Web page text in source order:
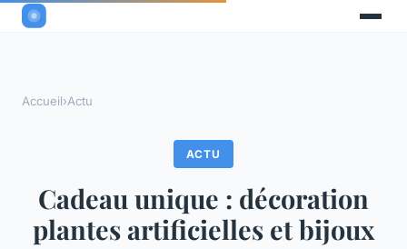
Accueil›Actu
ACTU
Cadeau unique : décoration
plantes artificielles et bijoux